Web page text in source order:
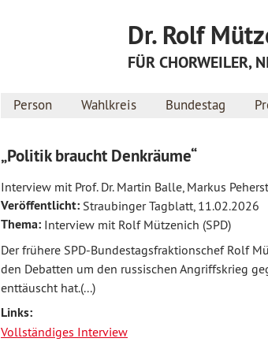
Dr. Rolf
FÜR CHORWEILER,
Person Wahlkreis Bundestag
„Politik braucht Denkräume“
Interview mit Prof. Dr. Martin Balle, Markus
Veröffentlicht: Straubinger Tagblatt, 11.02.2026
Thema: Interview mit Rolf Mützenich (SPD)
Der frühere SPD-Bundestagsfraktionschef Rolf
den Debatten um den russischen Angriffskrieg
enttäuscht hat.(...)
Links:
Vollständiges Interview